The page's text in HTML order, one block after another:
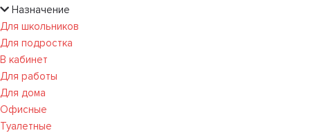
Назначение
Для школьников
Для подростка
В кабинет
Для работы
Для дома
Офисные
Туалетные